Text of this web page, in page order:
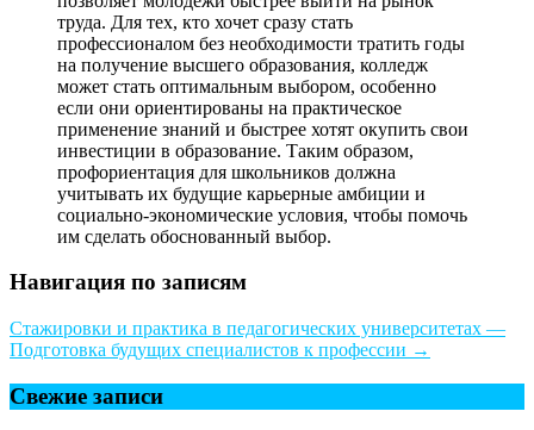
труда. Для тех, кто хочет сразу стать
профессионалом без необходимости тратить годы
на получение высшего образования, колледж
может стать оптимальным выбором, особенно
если они ориентированы на практическое
применение знаний и быстрее хотят окупить свои
инвестиции в образование. Таким образом,
профориентация для школьников должна
учитывать их будущие карьерные амбиции и
социально-экономические условия, чтобы помочь
им сделать обоснованный выбор.
Навигация по записям
Стажировки и практика в педагогических университетах —
Подготовка будущих специалистов к профессии →
Свежие записи